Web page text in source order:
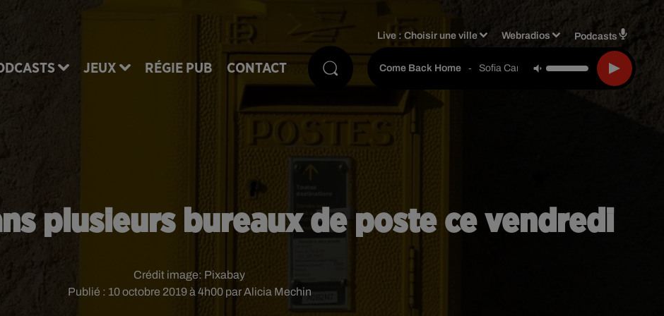
JEUX RÉGIE PUB CONTACT
Live :Choisir une ville Webradios Podcasts
Come Back Home - Sofia Carson
plusieurs bureaux de poste ce vendredi
Publié : 10 octobre 2019 à 4h00 par Alicia Mechin
Crédit image: Pixabay